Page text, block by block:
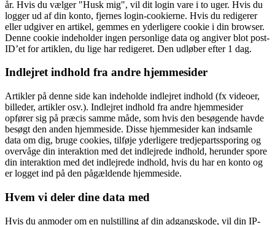
år. Hvis du vælger "Husk mig", vil dit login vare i to uger. Hvis du
logger ud af din konto, fjernes login-cookierne. Hvis du redigerer
eller udgiver en artikel, gemmes en yderligere cookie i din browser.
Denne cookie indeholder ingen personlige data og angiver blot post-
ID’et for artiklen, du lige har redigeret. Den udløber efter 1 dag.
Indlejret indhold fra andre hjemmesider
Artikler på denne side kan indeholde indlejret indhold (fx videoer,
billeder, artikler osv.). Indlejret indhold fra andre hjemmesider
opfører sig på præcis samme måde, som hvis den besøgende havde
besøgt den anden hjemmeside. Disse hjemmesider kan indsamle
data om dig, bruge cookies, tilføje yderligere tredjepartssporing og
overvåge din interaktion med det indlejrede indhold, herunder spore
din interaktion med det indlejrede indhold, hvis du har en konto og
er logget ind på den pågældende hjemmeside.
Hvem vi deler dine data med
Hvis du anmoder om en nulstilling af din adgangskode, vil din IP-